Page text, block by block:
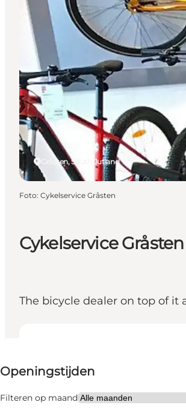
Cykelservice
The bicycle dealer on top of it
Openingstijden
Filteren op maand
Website bezoeken
Children, Friends, My partner,
Gråsten, South Jutland
Foto: Cykelservice Gråsten